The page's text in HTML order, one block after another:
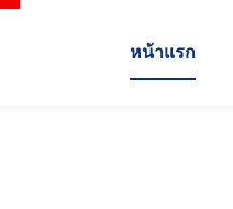
หน้าแรก